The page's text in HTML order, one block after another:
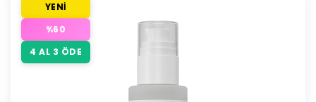
YENİ
%60
4 AL 3 ÖDE